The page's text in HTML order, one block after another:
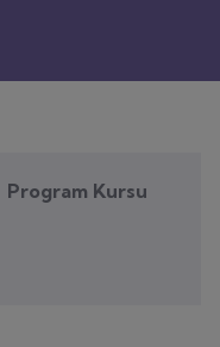
Program Kursu